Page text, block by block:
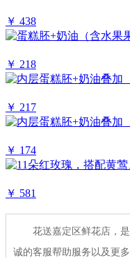
￥ 438
￥ 218
￥ 217
￥ 174
￥ 581
花送嘉定区鲜花店，
诚的客服帮助服务以及更